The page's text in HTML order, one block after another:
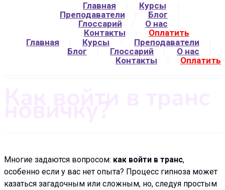
Главная
Курсы
Преподаватели
Блог
Глоссарий
О нас
Контакты
Оплатить
Главная
Курсы
Преподаватели
Блог
Глоссарий
О нас
Контакты
Оплатить
Многие задаются вопросом: как войти в транс,
особенно если у вас нет опыта? Процесс гипноза может
казаться загадочным или сложным, но, следуя простым